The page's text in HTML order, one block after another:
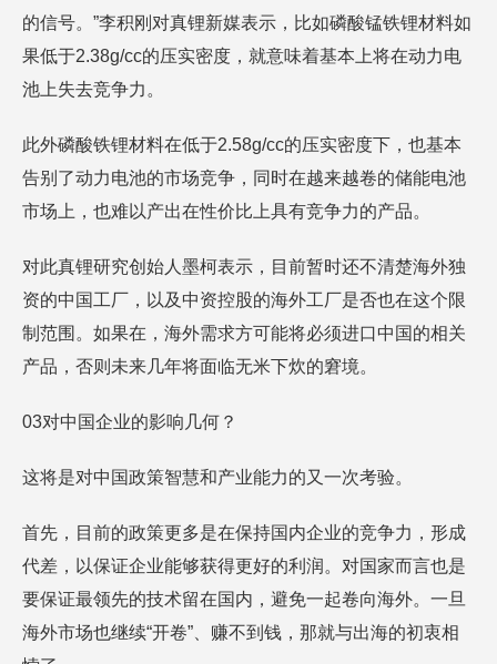
的信号。”李积刚对真锂新媒表示，比如磷酸锰铁锂材料如
果低于2.38g/cc的压实密度，就意味着基本上将在动力电
池上失去竞争力。
此外磷酸铁锂材料在低于2.58g/cc的压实密度下，也基本
告别了动力电池的市场竞争，同时在越来越卷的储能电池
市场上，也难以产出在性价比上具有竞争力的产品。
对此真锂研究创始人墨柯表示，目前暂时还不清楚海外独
资的中国工厂，以及中资控股的海外工厂是否也在这个限
制范围。如果在，海外需求方可能将必须进口中国的相关
产品，否则未来几年将面临无米下炊的窘境。
03对中国企业的影响几何？
这将是对中国政策智慧和产业能力的又一次考验。
首先，目前的政策更多是在保持国内企业的竞争力，形成
代差，以保证企业能够获得更好的利润。对国家而言也是
要保证最领先的技术留在国内，避免一起卷向海外。一旦
海外市场也继续“开卷”、赚不到钱，那就与出海的初衷相